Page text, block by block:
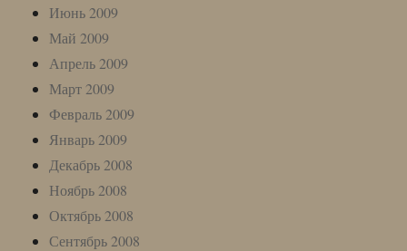
Июнь 2009
Май 2009
Апрель 2009
Март 2009
Февраль 2009
Январь 2009
Декабрь 2008
Ноябрь 2008
Октябрь 2008
Сентябрь 2008